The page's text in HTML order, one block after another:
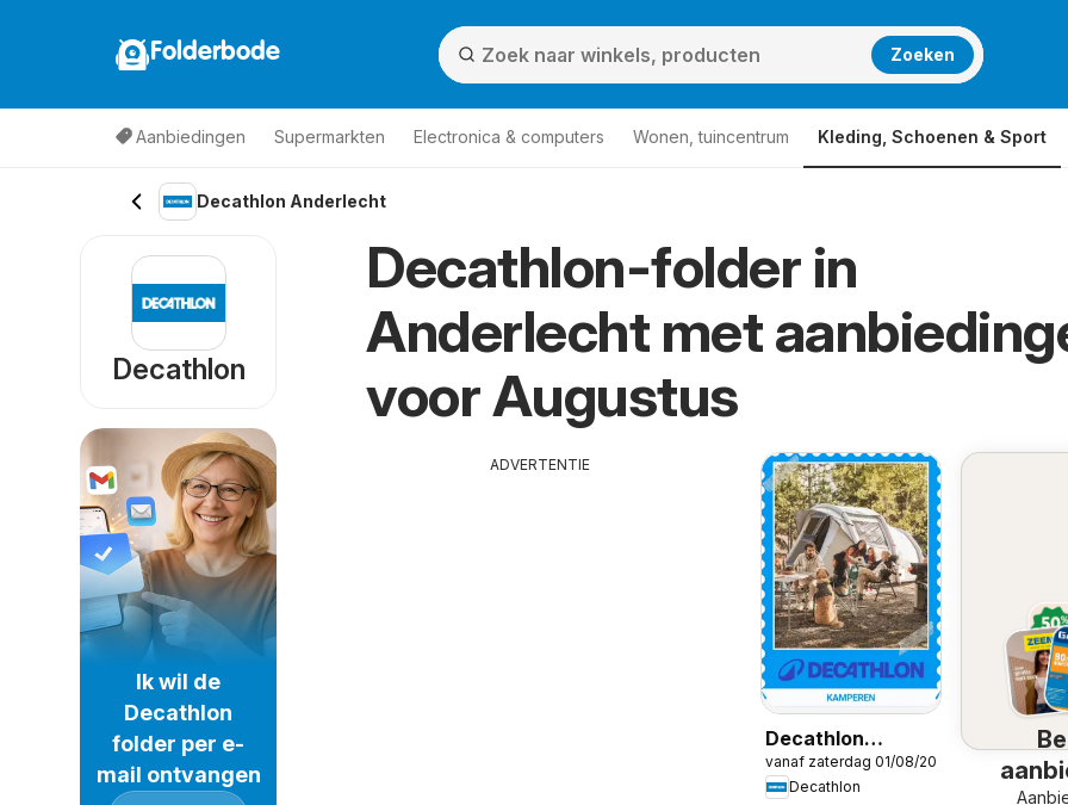
Folderbode Zoeken
Aanbiedingen Supermarkten Electronica & computers Wonen, tuincentrum Kleding, Schoenen & Sport
Decathlon Anderlecht
Decathlon-folder in
Anderlecht met
voor Augustus
ADVERTENTIE
Decathlon
Seizoensaanbod /
Offre saisonnière
vanaf zaterdag 01/08/2026
Decathlon
Decathlon
Ik wil de
Decathlon
folder per e-
mail ontvangen